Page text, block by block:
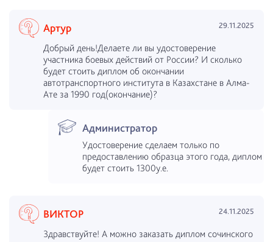
Артур 29.11.2025
Добрый день!Делаете ли вы удостоверение
участника боевых действий от России? И сколько
будет стоить диплом об окончании
автотранспортного института в Казахстане в Алма-
Ате за 1990 год(окончание)?
Администратор
Удостоверение сделаем только по
предоставлению образца этого года, диплом
будет стоить 1300у.е.
ВИКТОР 24.11.2025
Здравствуйте! А можно заказать диплом сочинского